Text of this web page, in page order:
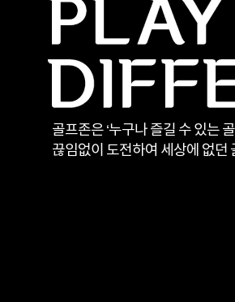
골프존은 ‘누구나 즐길 수 있는
끊임없이 도전하여 세상에 없던